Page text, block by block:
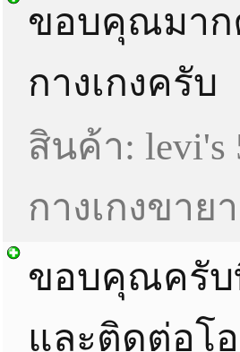
ขอบคุณมาก
กางเกงครับ
สินค้า: levi's
กางเกงขาย
ขอบคุณครับ
และติดต่อโ